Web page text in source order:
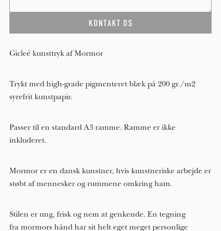
Gicleé kunsttryk af Mormor
Trykt med high-grade pigmenteret blæk på 200 gr./m2
syrefrit kunstpapir.
Passer til en standard A3 ramme. Ramme er ikke
inkluderet.
Mormor er en dansk kunstner, hvis kunstneriske arbejde er
støbt af mennesker og rummene omkring ham.
Stilen er ung, frisk og nem at genkende. En tegning
fra mormors hånd har sit helt eget meget personlige